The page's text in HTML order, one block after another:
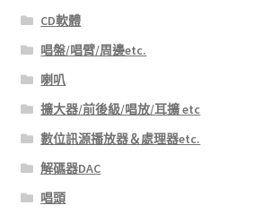
CD軟體
唱盤/唱臂/周邊etc.
喇叭
擴大器/前後級/唱放/耳擴 etc
數位訊源播放器＆處理器etc.
解碼器DAC
唱頭